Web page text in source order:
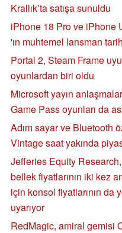
Krallık’ta satışa sunuldu
iPhone 18 Pro ve iPhone
'ın muhtemel lansman
Portal 2, Steam Frame
oyunlardan biri oldu
Microsoft yayın
Game Pass oyunları da
Adım sayar ve Bluetooth
Vintage saat yakında
Jefferies Equity Research,
bellek fiyatlarının iki kez
için konsol fiyatlarının
uyarıyor
RedMagic, amiral gemisi